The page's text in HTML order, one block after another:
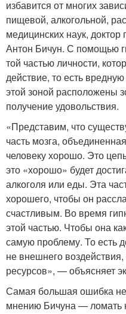
избавится от многих
пищевой, алкогольной,
медицинских наук,
Антон Бичун. С помощью
той частью личности,
действие, то есть
этой зоной расположены
получение удовольствия.
«Представим, что
часть мозга,
человеку хорошо. Это
это «хорошо» будет
алкоголя или еды. Эта
хорошего, чтобы он
счастливым. Во время
этой частью. Чтобы она
самую проблему. То есть
не внешнего
ресурсов», — объясняет
Самая большая ошибка
мнению Бичуна — ломать